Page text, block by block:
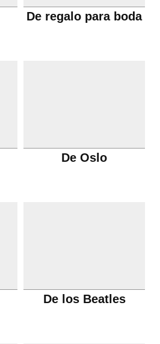
De regalo para boda
De Oslo
De los Beatles